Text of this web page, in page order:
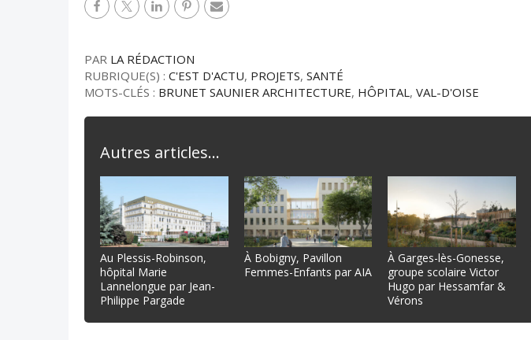
PAR LA RÉDACTION
RUBRIQUE(S) : C'EST D'ACTU, PROJETS, SANTÉ
MOTS-CLÉS : BRUNET SAUNIER ARCHITECTURE, HÔPITAL , VAL-D'OISE
Autres articles...
Au Plessis-Robinson,
hôpital Marie
Lannelongue par Jean-
Philippe Pargade
À Bobigny, Pavillon
Femmes-Enfants par AIA
À Garges-lès-Gonesse,
groupe scolaire Victor
Hugo par Hessamfar &
Vérons